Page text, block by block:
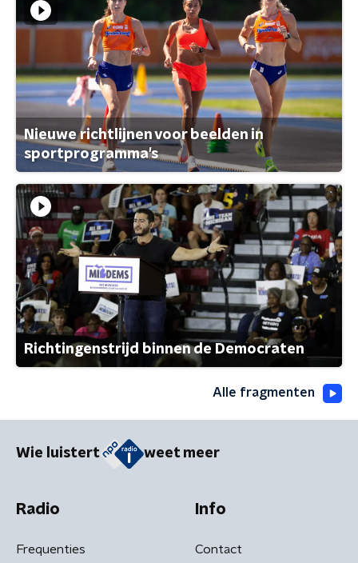
Nieuwe richtlijnen voor beelden in
sportprogramma's
Richtingenstrijd binnen de Democraten
Alle fragmenten
Wie luistert weet meer
Radio
Frequenties
Info
Contact